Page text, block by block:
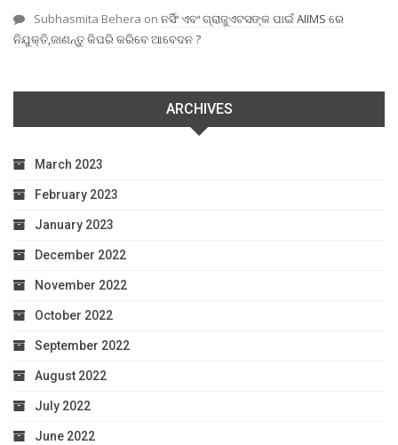
Subhasmita Behera on ନର୍ସିଂ ଏବଂ ଗ୍ରାଜୁଏଟସଙ୍କ ପାଇଁ AIIMS ରେ
ନିଯୁକ୍ତି,ଜାଣନ୍ତୁ କିପରି କରିବେ ଆବେଦନ ?
ARCHIVES
March 2023
February 2023
January 2023
December 2022
November 2022
October 2022
September 2022
August 2022
July 2022
June 2022